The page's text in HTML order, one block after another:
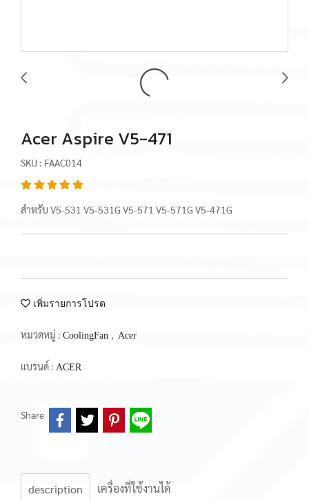
Acer Aspire V5-471
SKU : FAAC014
สำหรับ V5-531 V5-531G V5-571 V5-571G V5-471G
เพิ่มรายการโปรด
หมวดหมู่ : CoolingFan , Acer
แบรนด์ : ACER
Share
description เครื่องที่ใช้งานได้